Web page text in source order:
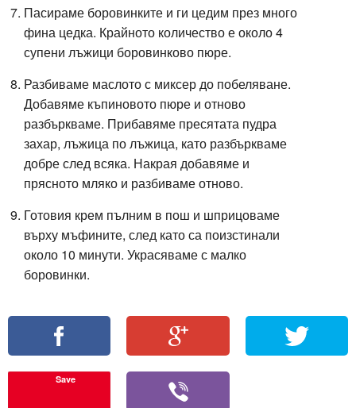
Пасираме боровинките и ги цедим през много
фина цедка. Крайното количество е около 4
супени лъжици боровинково пюре.
Разбиваме маслото с миксер до побеляване.
Добавяме къпиновото пюре и отново
разбъркваме. Прибавяме пресятата пудра
захар, лъжица по лъжица, като разбъркваме
добре след всяка. Накрая добавяме и
прясното мляко и разбиваме отново.
Готовия крем пълним в пош и шприцоваме
върху мъфините, след като са поизстинали
около 10 минути. Украсяваме с малко
боровинки.
Save